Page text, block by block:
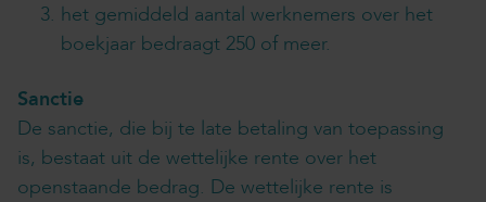
het gemiddeld aantal werknemers over het
boekjaar bedraagt 250 of meer.
Sanctie
De sanctie, die bij te late betaling van toepassing
is, bestaat uit de wettelijke rente over het
openstaande bedrag. De wettelijke rente is